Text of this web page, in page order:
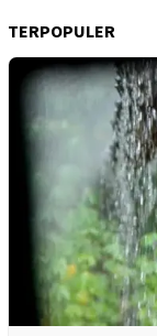
TERPOPULER